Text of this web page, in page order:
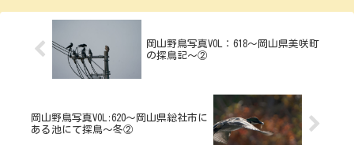
岡山野鳥写真VOL：618～岡山県美咲町
の探鳥記～②
岡山野鳥写真VOL:620～岡山県総社市に
ある池にて探鳥～冬②